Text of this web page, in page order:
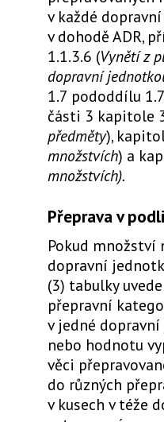
v každé
v dohodě ADR,
1.1.3.6 (Vynětí z
dopravní
1.7 pododdílu
části 3 kapitole
předměty),
množstvích) a
množstvích).
Přeprava v
Pokud množství
dopravní
(3) tabulky
přepravní
v jedné
nebo hodnotu
věci
do různých
v kusech v téže